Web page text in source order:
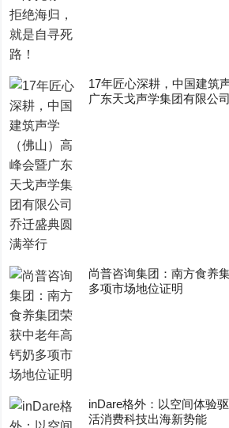
17年匠心深耕，中国建筑
广东天戈声学集团有限公
尚普咨询集团：南方食养
多项市场地位证明
inDare格外：以空间体验
活消费科技出海新势能